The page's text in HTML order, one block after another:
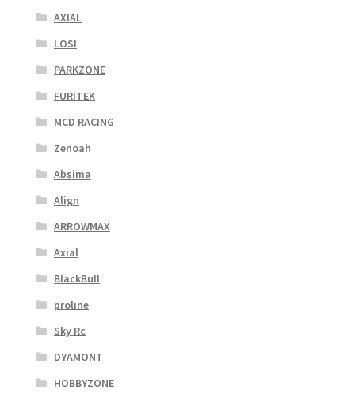
AXIAL
LOSI
PARKZONE
FURITEK
MCD RACING
Zenoah
Absima
Align
ARROWMAX
Axial
BlackBull
proline
Sky Rc
DYAMONT
HOBBYZONE